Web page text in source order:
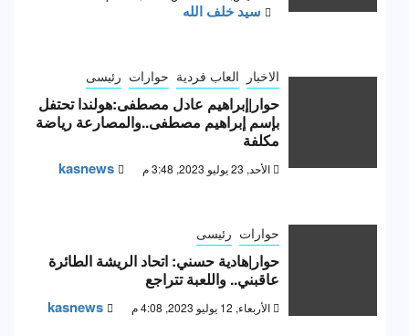
سيد خلف الله
الاخبار العاب فردية حوارات رئيسى
حوار|إبراهيم عادل مصطفى:هولندا تحتفل
بإسم إبراهيم مصطفى..والمصارعة رياضة
مكلفة
الأحد, 23 يوليو 2023, 3:48 م kasnews
حوارات رئيسى
حوار|هادية حسني: اتحاد الريشة الطائرة
عاقبني.. واللعبة تتراجع
الأربعاء, 12 يوليو 2023, 4:08 م kasnews